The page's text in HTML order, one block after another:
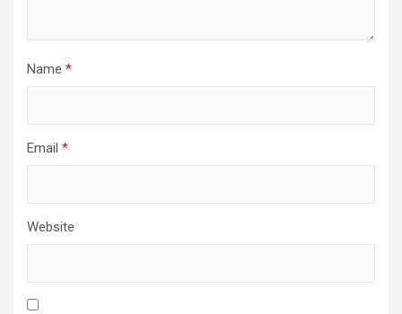
Name *
Email *
Website